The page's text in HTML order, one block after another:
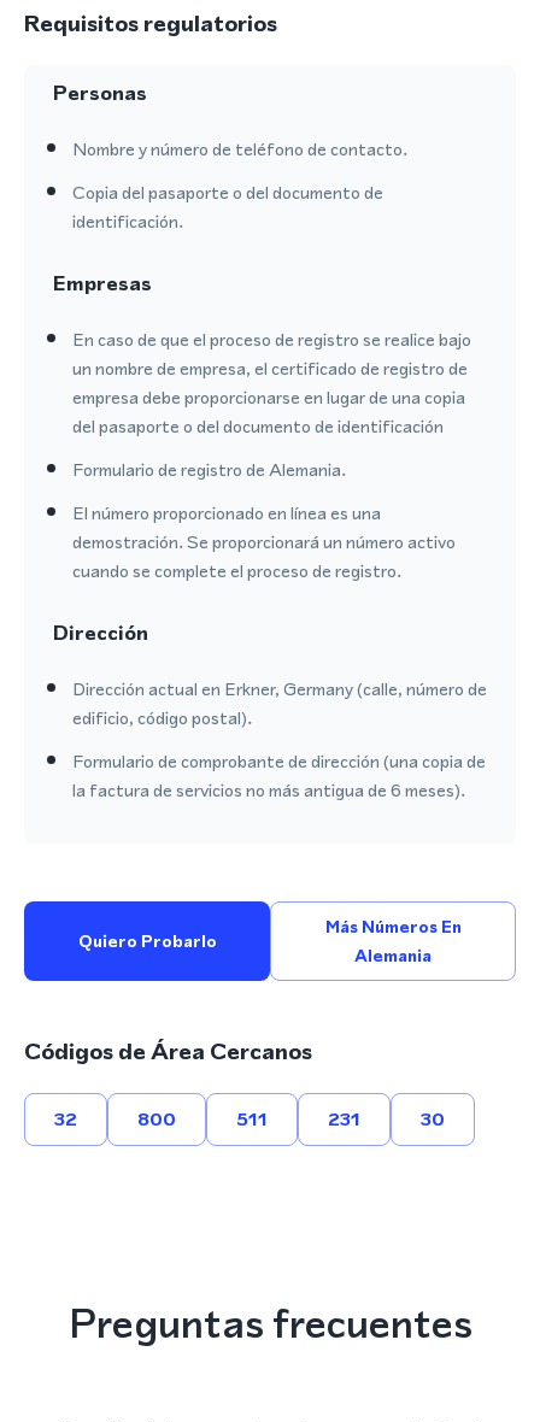
Requisitos regulatorios
Personas
Nombre y número de teléfono de contacto.
Copia del pasaporte o del documento de
identificación.
Empresas
En caso de que el proceso de registro se realice bajo
un nombre de empresa, el certificado de registro de
empresa debe proporcionarse en lugar de una copia
del pasaporte o del documento de identificación
Formulario de registro de Alemania.
El número proporcionado en línea es una
demostración. Se proporcionará un número activo
cuando se complete el proceso de registro.
Dirección
Dirección actual en Erkner, Germany (calle, número de
edificio, código postal).
Formulario de comprobante de dirección (una copia de
la factura de servicios no más antigua de 6 meses).
Quiero Probarlo
Más Números En
Alemania
Códigos de Área Cercanos
32 800 511 231 30
Preguntas frecuentes